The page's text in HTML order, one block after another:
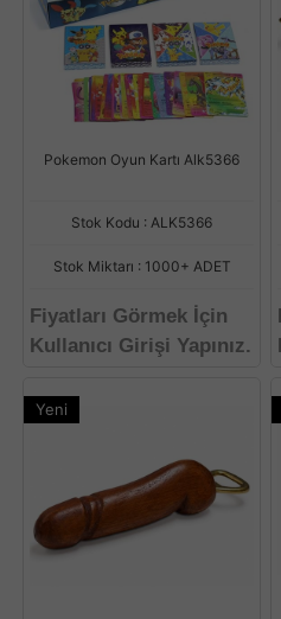
Pokemon Oyun Kartı Alk5366
Stok Kodu : ALK5366
Stok Miktarı : 1000+ ADET
Fiyatları Görmek İçin
Kullanıcı Girişi Yapınız.
Yeni